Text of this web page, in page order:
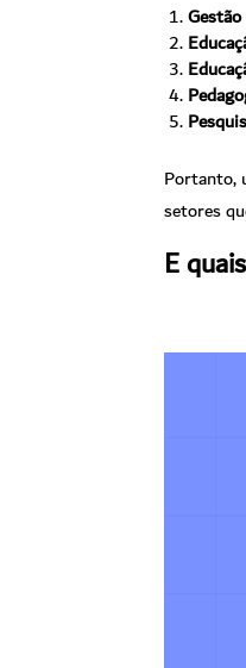
Portanto,
setores
E